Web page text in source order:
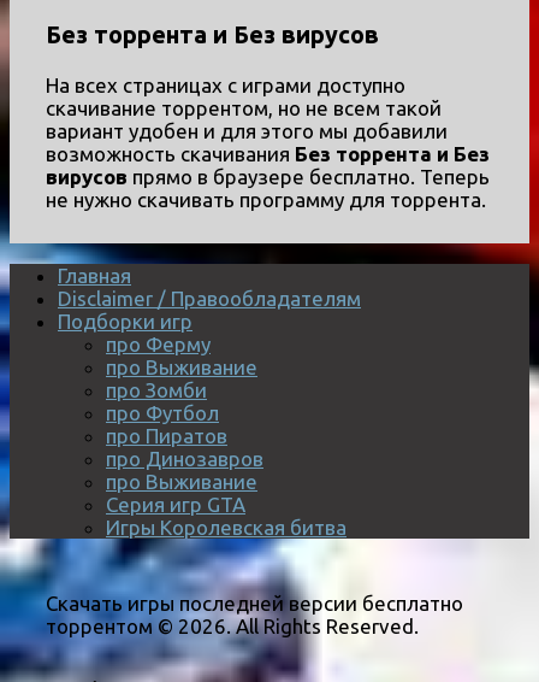
Без торрента и Без вирусов
На всех страницах с играми доступно
скачивание торрентом, но не всем такой
вариант удобен и для этого мы добавили
возможность скачивания Без торрента и Без
вирусов прямо в браузере бесплатно. Теперь
не нужно скачивать программу для торрента.
Главная
Disclaimer / Правообладателям
Подборки игр
про Ферму
про Выживание
про Зомби
про Футбол
про Пиратов
про Динозавров
про Выживание
Серия игр GTA
Игры Королевская битва
Скачать игры последней версии бесплатно
торрентом © 2026. All Rights Reserved.